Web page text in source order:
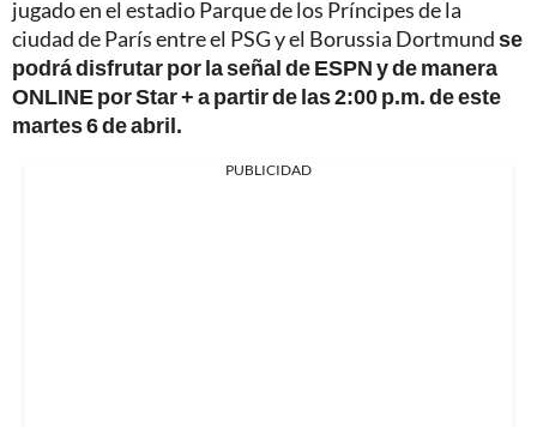
jugado en el estadio Parque de los Príncipes de la
ciudad de París entre el PSG y el Borussia Dortmundse
podrá disfrutar por la señal de ESPN y de manera
ONLINE por Star + a partir de las 2:00 p.m. de este
martes 6 de abril.
PUBLICIDAD